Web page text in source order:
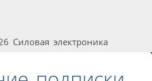
Силовая электроника